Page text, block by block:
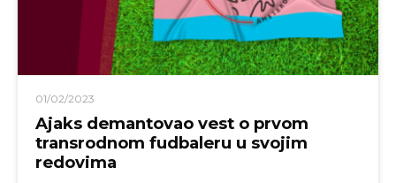
01/02/2023
Ajaks demantovao vest o prvom
transrodnom fudbaleru u svojim
redovima